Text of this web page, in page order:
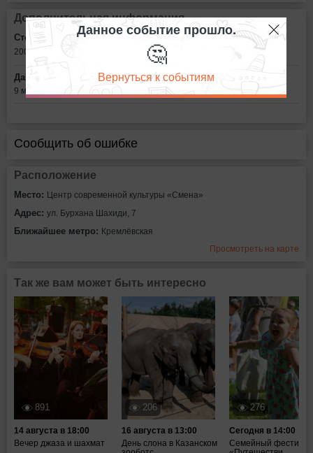
Дополнительная информация
Стоимость билетов:
200 рублей
Дата:
9 марта в 19:30
Сообщить об ошибке
Расположение
Место: Центр современной культуры «Смена»
Адрес: ул. Бурхана Шахиди, 7
Ближайшее метро: Кремлёвская
Просмотреть на карте
Так же вам может быть интересно
891
14 августа в 18:00
Вечер джаза и шахмат
206
16 августа в 13:00
День слона в Казанском
276
Сегодня в 14:00
Семейный
Данное событие прошло.
🤔
Вернуться к событиям